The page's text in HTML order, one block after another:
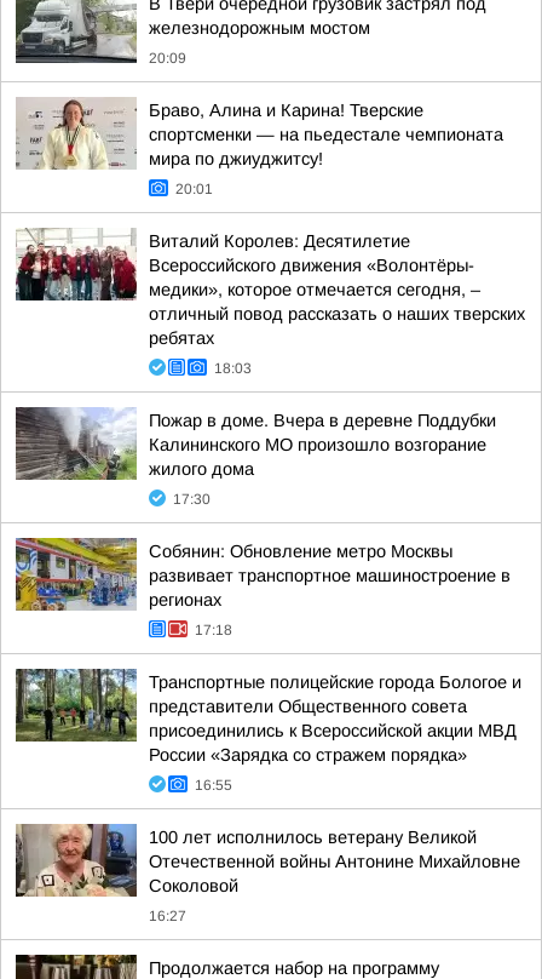
железнодорожным мостом
20:09
Браво, Алина и Карина! Тверские
спортсменки — на пьедестале чемпионата
мира по джиуджитсу!
20:01
Виталий Королев: Десятилетие
Всероссийского движения «Волонтёры-
медики», которое отмечается сегодня, –
отличный повод рассказать о наших тверских
ребятах
18:03
Пожар в доме. Вчера в деревне Поддубки
Калининского МО произошло возгорание
жилого дома
17:30
Собянин: Обновление метро Москвы
развивает транспортное машиностроение в
регионах
17:18
Транспортные полицейские города Бологое и
представители Общественного совета
присоединились к Всероссийской акции МВД
России «Зарядка со стражем порядка»
16:55
100 лет исполнилось ветерану Великой
Отечественной войны Антонине Михайловне
Соколовой
16:27
Продолжается набор на программу